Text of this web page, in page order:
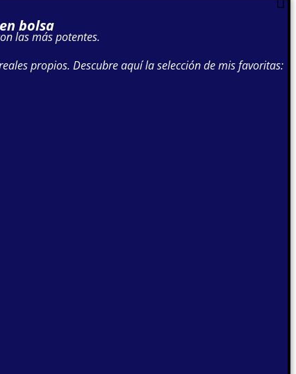
bolsa
las más potentes.
propios. Descubre aquí la selección de mis favoritas: